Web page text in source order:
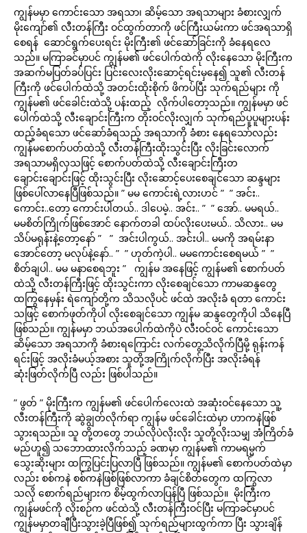
ကျွန်မမှာ ကောင်းသော အရသာ၊ ဆိမ့်သော အရသာများ ခံစားလျှက်
မိုးကျော်၏ လီးတန်ကြီး ဝင်ထွက်တာကို ဖင်ကြီးယမ်းကာ ဖင်အရသာရှိ
စေရန် ဆောင်ရွက်ပေးရင်း မိုးကြီး၏ ဖင်ဆော်ခြင်းကို ခံနေရလေ
သည်။ မကြာခင်မှာပင် ကျွန်မ၏ ဖင်ပေါက်ထဲကို လိုးနေသော မိုးကြီးက
အဆက်မပြတ်ခပ်ပြင်း ပြင်းလေးလိုးဆောင့်ရင်းမှနေ၍ သူ၏ လီးတန်
ကြီးကို ဖင်ပေါက်ထဲသို့ အတင်းထိုးစိုက် ဖိကပ်ပြီး သုက်ရည်များ ကို
ကျွန်မ၏ ဖင်ခေါင်းထဲသို့ ပန်းထည့် လိုက်ပါတော့သည်။ ကျွန်မမှာ ဖင်
ပေါက်ထဲသို့ လီးချောင်းကြီးက တိုးဝင်လိုးလျှက် သုက်ရည်ပူပူများပန်း
ထည့်ခံရသော ဖင်ဆော်ခံရသည့် အရသာကို ခံစား နေရသော်လည်း
ကျွန်မစောက်ပတ်ထဲသို့ လီးတန်ကြီးထိုးသွင်းပြီး လိုးခြင်းလောက်
အရသာမရှိလှသဖြင့် စောက်ပတ်ထဲသို့ လီးချောင်းကြီးတ
ချောင်းချောင်းဖြင့် ထိုးသွင်းပြီး လိုးဆောင့်ပေးစေချင်သော ဆန္ဒများ
ဖြစ်ပေါ်လာနေပြီဖြစ်သည်။ ” မမ ကောင်းရဲ့လားဟင် ” ” အင်း..
ကောင်း..တော့ ကောင်းပါတယ်.. ဒါပေမဲ့.. အင်း.. ” ” အော်.. မမရယ်..
မမစိတ်ကြိုက်ဖြစ်အောင် နောက်တခါ ထပ်လိုးပေးမယ်.. သိလား.. မမ
သိပ်မရုန်းနဲ့တော့နော် ” ” အင်းပါကွယ်.. အင်းပါ.. မမကို အရမ်းနာ
အောင်တော့ မလုပ်နဲ့နော်.. ” ” ဟုတ်ကဲ့ပါ.. မမကောင်းစေရမယ် ” ”
စိတ်ချပါ.. မမ မနာစေရဘူး ” ကျွန်မ အနေဖြင့် ကျွန်မ၏ စောက်ပတ်
ထဲသို့ လီးတန်ကြီးဖြင့် ထိုးသွင်းကာ လိုးစေချင်သော ကာမဆန္ဒတွေ
ထကြွနေမှန်း ရဲကျော်တို့က သိသလိုပင် ဖင်ထဲ အလိုးခံ ရတာ ကောင်း
သဖြင့် စောက်ဖုတ်ကိုပါ လိုးစေချင်သော ကျွန်မ ဆန္ဒတွေကိုပါ သိနေပြီ
ဖြစ်သည်။ ကျွန်မမှာ ဘယ်အပေါက်ထဲကိုပဲ လီးဝင်ဝင် ကောင်းသော
ဆိမ့်သော အရသာကို ခံစားရကြောင်း လက်တွေ့သိလိုက်ပြီမို့ ရုန်းကန်
ရင်းဖြင့် အလိုးခံမယ့်အစား သူတို့အကြိုက်လိုက်ပြီး အလိုးခံရန်
ဆုံးဖြတ်လိုက်ပြီ လည်း ဖြစ်ပါသည်။
” ဖွတ် ” မိုးကြီးက ကျွန်မ၏ ဖင်ပေါက်လေးထဲ အဆုံးဝင်နေသော သူ့
လီးတန်ကြီးကို ဆွဲချွတ်လိုက်ရာ ကျွန်မ ဖင်ခေါင်းထဲမှာ ဟာကနဲဖြစ်
သွားရသည်။ သူ တို့တတွေ ဘယ်လိုပဲလိုးလိုး သူတို့လိုးသမျှ အံကြိတ်ခံ
မည်ဟူ၍ သဘောထားလိုက်သည့် ခဏမှာ ကျွန်မ၏ ကာမရမ္မက်
သွေးဆိုးများ ထကြွပြင်းပြလာပြီ ဖြစ်သည်။ ကျွန်မ၏ စောက်ပတ်ထဲမှာ
လည်း စစ်ကနဲ စစ်ကနဲဖြစ်ဖြစ်လာကာ ခံချင်စိတ်တွေက ထကြွလာ
သလို စောက်ရည်များက စိမ့်ထွက်လာပြန်ပြီ ဖြစ်သည်။ မိုးကြီးက
ကျွန်မဖင်ကို လိုးစဉ်က ဖင်ထဲသို့ လီးတန်ကြီးဝင်ပြီး မကြာခင်မှာပင်
ကျွန်မမှာတချီပြီးသွားခဲ့ပြီဖြစ်၍ သုက်ရည်များထွက်ကာ ပြီး သွားချိန်